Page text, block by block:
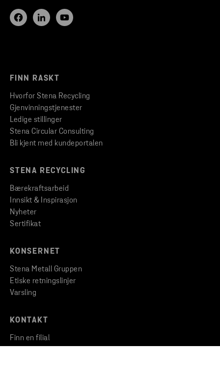
FINN RASKT
Hvorfor Stena Recycling
Gjenvinningstjenester
Ledige stillinger
Stena Circular Consulting
Bli kjent med kundeportalen
STENA RECYCLING
Bærekraftsarbeid
Innsikt & Inspirasjon
Nyheter
Sertifikat
KONSERNET
Stena Metall Gruppen
Etiske retningslinjer
Varsling
KONTAKT
Finn en filial